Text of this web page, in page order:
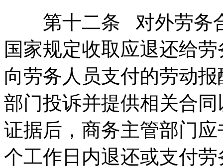
第十二条 对外劳务合
国家规定收取应退还给
向劳务人员支付的劳动
部门投诉并提供相关合
证据后，商务主管部门
个工作日内退还或支付